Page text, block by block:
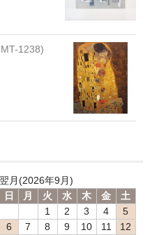
1238)
翌月(2026年9月)
日
月 火 水 木 金
土
1
2 3 4
5
6
7 8 9 10 11
12